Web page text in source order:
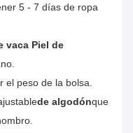
5 - 7 días de ropa
vaca Piel de
el peso de la bolsa
de algodónque